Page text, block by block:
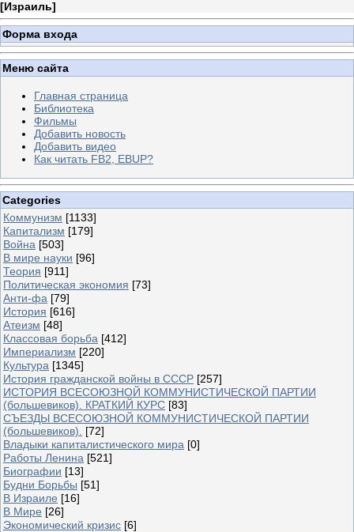
[Израиль]
Форма входа
Меню сайта
Главная страница
Библиотека
Фильмы
Добавить новость
Добавить видео
Как читать FB2, EBUP?
Categories
Коммунизм [1133]
Капитализм [179]
Война [503]
В мире науки [96]
Теория [911]
Политическая экономия [73]
Анти-фа [79]
История [616]
Атеизм [48]
Классовая борьба [412]
Империализм [220]
Культура [1345]
История гражданской войны в СССР [257]
ИСТОРИЯ ВСЕСОЮЗНОЙ КОММУНИСТИЧЕСКОЙ ПАРТИИ
(большевиков). КРАТКИЙ КУРС [83]
СЪЕЗДЫ ВСЕСОЮЗНОЙ КОММУНИСТИЧЕСКОЙ ПАРТИИ
(большевиков).
[72]
Владыки капиталистического мира [0]
Работы Ленина [521]
Биографии [13]
Будни Борьбы [51]
В Израиле [16]
В Мире [26]
Экономический кризис [6]